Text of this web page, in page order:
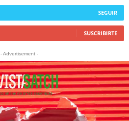
SEGUIR
SUSCRIBIRTE
- Advertisement -